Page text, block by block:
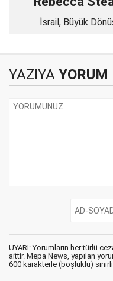
İsrail, Büyük
YAZIYA YORUM
UYARI: Yorumların her türlü
aittir. Mepa News, yapılan
600 karakterle (boşluklu)